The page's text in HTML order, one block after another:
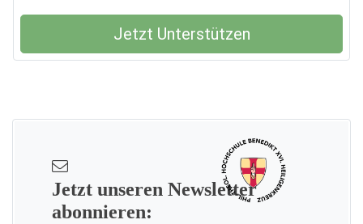
Jetzt Unterstützen
Jetzt unseren Newsletter
abonnieren: